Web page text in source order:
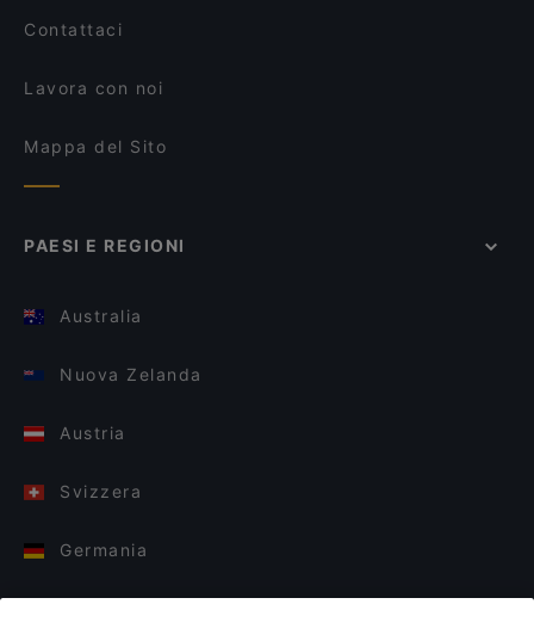
Contattaci
Lavora con noi
Mappa del Sito
PAESI E REGIONI
Australia
Nuova Zelanda
Austria
Svizzera
Germania